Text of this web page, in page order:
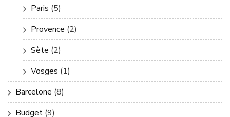
Paris (5)
Provence (2)
Sète (2)
Vosges (1)
Barcelone (8)
Budget (9)